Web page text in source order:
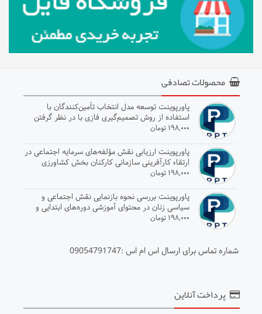
محصولات تصادفی
پاورپوینت توسعه مدل انتخاب تأمین‌کنندگان با
استفاده از روش تصمیم‌گیری فازی با در نظر گرفتن
وابستگی معیارها
۱۹۸,۰۰۰ تومان
پاورپوینت ارزیابی نقش مؤلفه‌های سرمایه اجتماعی در
ارتقاء کارآفرینی سازمانی کارکنان بخش کشاورزی
۱۹۸,۰۰۰ تومان
پاورپوینت بررسی نحوه بازنمایی نقش اجتماعی و
سیاسی زنان در محتوای آموزشی دوره‌های ابتدایی و
متوسطه
۱۹۸,۰۰۰ تومان
شماره تماس برای ارسال اس ام اس :09054791747
پرداخت آنلاین